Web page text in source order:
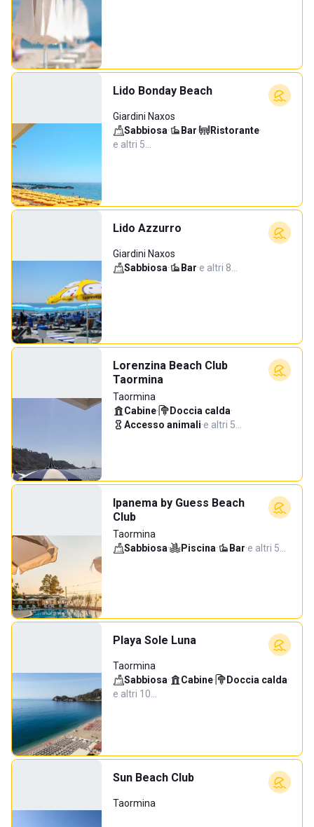
Lido Bonday Beach
Giardini Naxos
Sabbiosa· Bar· Ristorante·
e altri 5…
Lido Azzurro
Giardini Naxos
Sabbiosa· Bar·e altri 8…
Lorenzina Beach Club
Taormina
Taormina
Cabine· Doccia calda·
Accesso animali·e altri 5…
Ipanema by Guess Beach
Club
Taormina
Sabbiosa· Piscina· Bar·e altri 5…
Playa Sole Luna
Taormina
Sabbiosa· Cabine· Doccia calda·
e altri 10…
Sun Beach Club
Taormina